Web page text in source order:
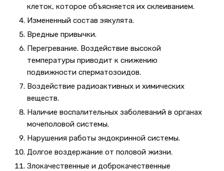
клеток, которое объясняется их склеиванием.
Измененный состав эякулята.
Вредные привычки.
Перегревание. Воздействие высокой
температуры приводит к снижению
подвижности сперматозоидов.
Воздействие радиоактивных и химических
веществ.
Наличие воспалительных заболеваний в органах
мочеполовой системы.
Нарушения работы эндокринной системы.
Долгое воздержание от половой жизни.
Злокачественные и доброкачественные